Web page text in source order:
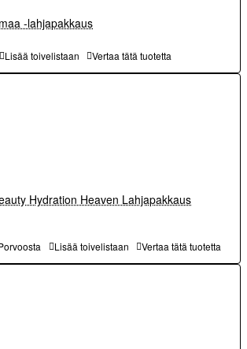
-lahjapakkaus
Lisää toivelistaan Vertaa tätä tuotetta
Hydration Heaven Lahjapakkaus
Lisää toivelistaan Vertaa tätä tuotetta